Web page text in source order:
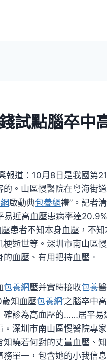
試點腦卒中
報道：10月8日是我國第
。山區慢醫院在粵海街
啟動典包養網禮”。記者
易近高血壓患病率達
壓患者不知本身血壓，不
逝世等。深圳市南山區
血壓、有用把持血壓。
包養網壓并實時接收包養
知血壓包養網’之腦卒中
確診為高血壓的……居平易
深圳市南山區慢醫院專
曉若何對的丈量血壓、
單一，包含她的小我信